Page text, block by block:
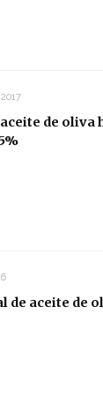
de oliva
de aceite de